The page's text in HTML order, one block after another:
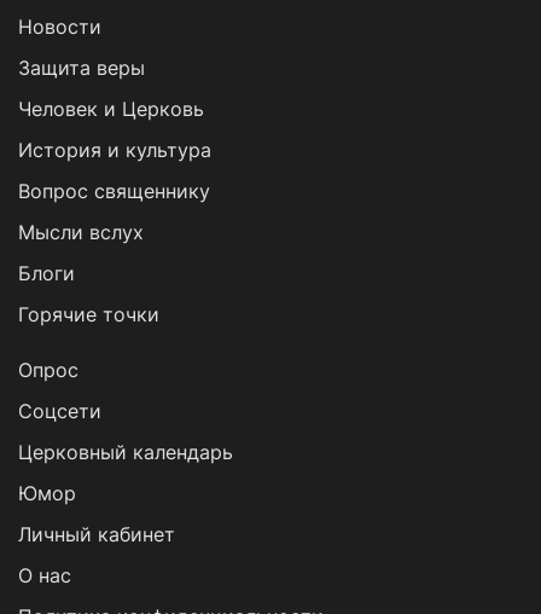
Новости
Защита веры
Человек и Церковь
История и культура
Вопрос священнику
Мысли вслух
Блоги
Горячие точки
Опрос
Cоцсети
Церковный календарь
Юмор
Личный кабинет
О нас